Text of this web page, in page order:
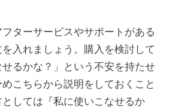
ターサービスやサポートがある
入れましょう。購入を検討して
るかな？」という不安を持たせ
こちらから説明をしておくこと
しては『私に使いこなせるか